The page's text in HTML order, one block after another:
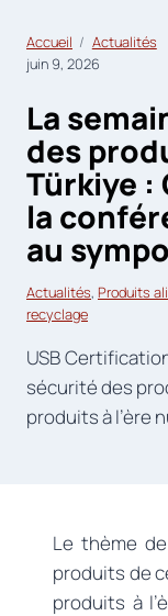
Accueil
Actualités
juin 9, 2026
La
des
Türkiye :
la
au
Actualités, Produits
recyclage
USB
sécurité des
produits à l’ère
Le thème
produits de
produits à